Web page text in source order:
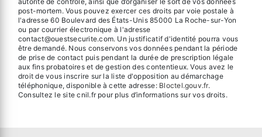
post-mortem. Vous pouvez exercer ces droits par voie postale à
l'adresse 60 Boulevard des États-Unis 85000 La Roche-sur-Yon
ou par courrier électronique à l'adresse
contact@ouestsecurite.com. Un justificatif d'identité pourra vous
être demandé. Nous conservons vos données pendant la période
de prise de contact puis pendant la durée de prescription légale
aux fins probatoires et de gestion des contentieux. Vous avez le
droit de vous inscrire sur la liste d'opposition au démarchage
téléphonique, disponible à cette adresse: Bloctel.gouv.fr.
Consultez le site cnil.fr pour plus d’informations sur vos droits.